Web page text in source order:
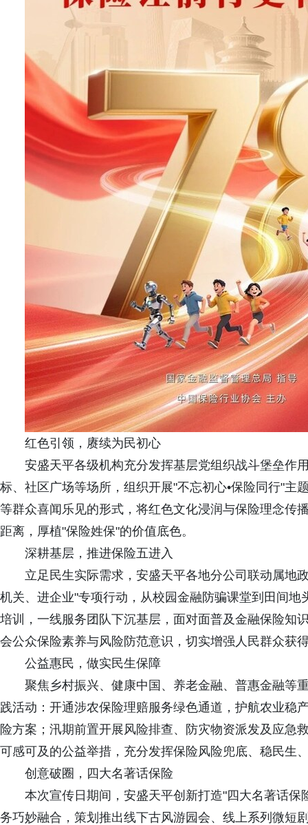
红色引领，赓续为民初心
安盛天平各级机构充分发挥基层党组织战斗堡垒作
标、社区广场等场所，组织开展"不忘初心•保险同行"主
等群众喜闻乐见的形式，将红色文化浸润与保险理念传
距离，厚植"保险姓保"的价值底色。
深耕基层，推进保险五进入
立足民生实际需求，安盛天平各地分公司联动属地
机关、进企业"专项行动，从校园金融防骗课堂到田间
培训，一线服务团队下沉基层，面对面普及金融保险知
会公众保险素养与风险防范意识，切实增强人民群众获
公益惠民，做实民生保障
聚焦乡村振兴、健康中国、养老金融、普惠金融等
践活动：开通涉农保险理赔服务绿色通道，护航农业稳
险方案；汛期前置开展风险排查、防灾物资派发及应急
可感可及的公益举措，充分发挥保险风险兜底、稳民生
创意破圈，四大名著话保险
本次宣传日期间，安盛天平创新打造"四大名著话
务巧妙融合，策划推出线下古风游园会、线上系列微短